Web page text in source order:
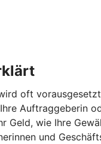
oft
Auftraggeberin
Geld, wie Ihre
und